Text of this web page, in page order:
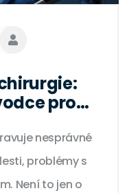
pro
nesprávné
problémy s
Není to jen o